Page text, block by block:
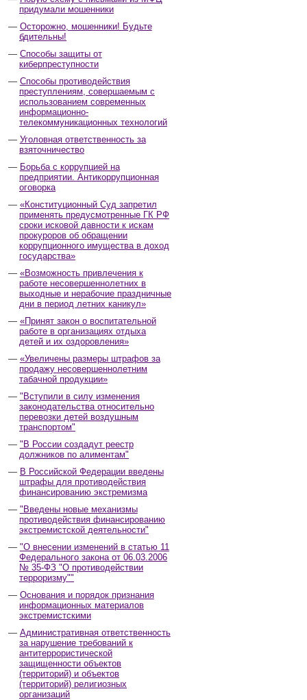
придумали мошенники
Осторожно, мошенники! Будьте
бдительны!
Способы защиты от
киберпреступности
Способы противодействия
преступлениям, совершаемым с
использованием современных
информационно-
телекоммуникационных технологий
Уголовная ответственность за
взяточничество
Борьба с коррупцией на
предприятии. Антикоррупционная
оговорка
«Конституционный Суд запретил
применять предусмотренные ГК РФ
сроки исковой давности к искам
прокуроров об обращении
коррупционного имущества в доход
государства»
«Возможность привлечения к
работе несовершеннолетних в
выходные и нерабочие праздничные
дни в период летних каникул»
«Принят закон о воспитательной
работе в организациях отдыха
детей и их оздоровления»
«Увеличены размеры штрафов за
продажу несовершеннолетним
табачной продукции»
"Вступили в силу изменения
законодательства относительно
перевозки детей воздушным
транспортом"
"В России создадут реестр
должников по алиментам"
В Российской Федерации введены
штрафы для противодействия
финансированию экстремизма
"Введены новые механизмы
противодействия финансированию
экстремистской деятельности"
"О внесении изменений в статью 11
Федерального закона от 06.03.2006
№ 35-ФЗ "О противодействии
терроризму""
Основания и порядок признания
информационных материалов
экстремистскими
Административная ответственность
за нарушение требований к
антитеррористической
защищенности объектов
(территорий) и объектов
(территорий) религиозных
организаций